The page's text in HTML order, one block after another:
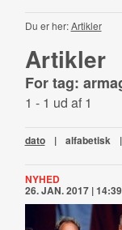
Du er her:Artikler
Artikler
For tag:
1 - 1 ud af 1
dato | alfabetisk |
NYHED
26. JAN. 2017 | 14:39